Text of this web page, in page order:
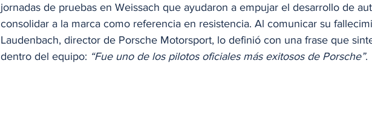
jornadas de pruebas en Weissach que ayudaron a empujar el desarrollo de
consolidar a la marca como referencia en resistencia. Al comunicar su
Laudenbach, director de Porsche Motorsport, lo definió con una frase que
dentro del equipo: “Fue uno de los pilotos oficiales más exitosos de Porsche”.